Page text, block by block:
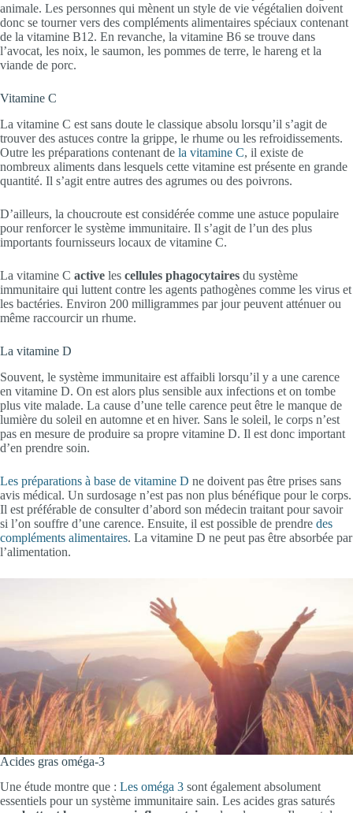
animale. Les personnes qui mènent un style de vie végétalien doivent
donc se tourner vers des compléments alimentaires spéciaux contenant
de la vitamine B12. En revanche, la vitamine B6 se trouve dans
l’avocat, les noix, le saumon, les pommes de terre, le hareng et la
viande de porc.
Vitamine C
La vitamine C est sans doute le classique absolu lorsqu’il s’agit de
trouver des astuces contre la grippe, le rhume ou les refroidissements.
Outre les préparations contenant de la vitamine C, il existe de
nombreux aliments dans lesquels cette vitamine est présente en grande
quantité. Il s’agit entre autres des agrumes ou des poivrons.
D’ailleurs, la choucroute est considérée comme une astuce populaire
pour renforcer le système immunitaire. Il s’agit de l’un des plus
importants fournisseurs locaux de vitamine C.
La vitamine C active les cellules phagocytaires du système
immunitaire qui luttent contre les agents pathogènes comme les virus et
les bactéries. Environ 200 milligrammes par jour peuvent atténuer ou
même raccourcir un rhume.
La vitamine D
Souvent, le système immunitaire est affaibli lorsqu’il y a une carence
en vitamine D. On est alors plus sensible aux infections et on tombe
plus vite malade. La cause d’une telle carence peut être le manque de
lumière du soleil en automne et en hiver. Sans le soleil, le corps n’est
pas en mesure de produire sa propre vitamine D. Il est donc important
d’en prendre soin.
Les préparations à base de vitamine D ne doivent pas être prises sans
avis médical. Un surdosage n’est pas non plus bénéfique pour le corps.
Il est préférable de consulter d’abord son médecin traitant pour savoir
si l’on souffre d’une carence. Ensuite, il est possible de prendre des
compléments alimentaires. La vitamine D ne peut pas être absorbée par
l’alimentation.
Acides gras oméga-3
Une étude montre que : Les oméga 3 sont également absolument
essentiels pour un système immunitaire sain. Les acides gras saturés